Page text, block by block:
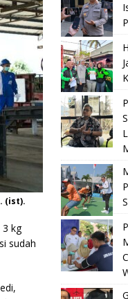
(ist).
3 kg
sudah